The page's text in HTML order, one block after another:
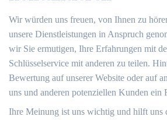
Wir würden uns freuen, von Ihnen zu
unsere Dienstleistungen in Anspruch
wir Sie ermutigen, Ihre Erfahrungen mit
Schlüsselservice mit anderen zu teilen.
Bewertung auf unserer Website oder auf
uns und anderen potenziellen Kunden ein
Ihre Meinung ist uns wichtig und hilft uns